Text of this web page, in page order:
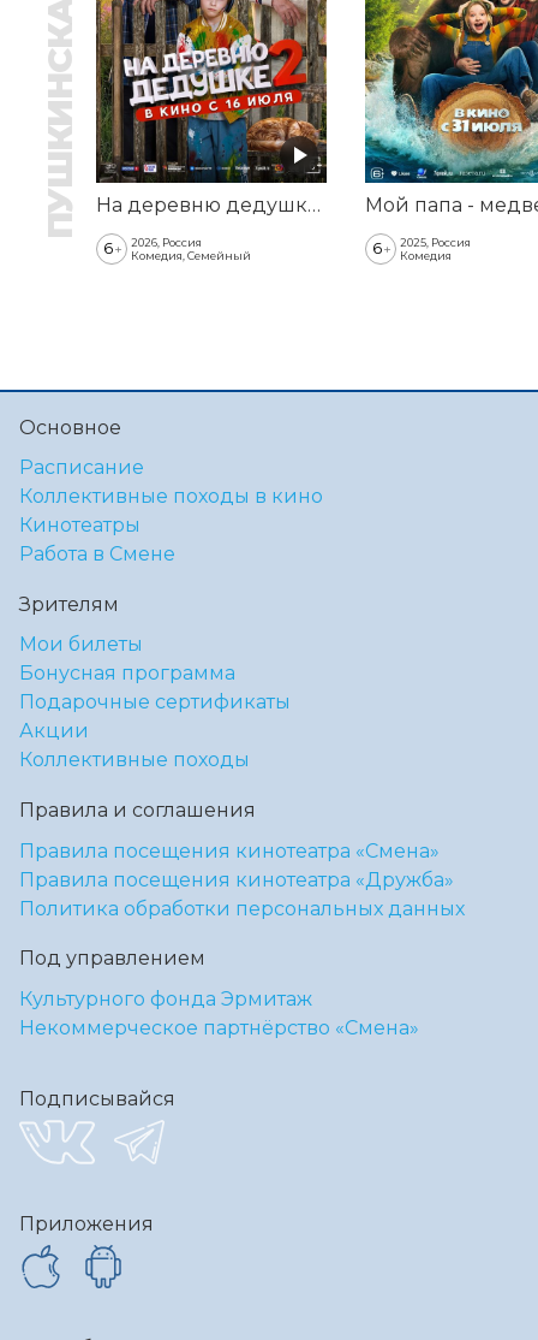
На деревню дедушке 2
6+
2026, Россия
Комедия, Семейный
Мой папа -
6+
2025, Россия
Комедия
Основное
Расписание
Коллективные походы в кино
Кинотеатры
Работа в Смене
Зрителям
Мои билеты
Бонусная программа
Подарочные сертификаты
Акции
Коллективные походы
Правила и соглашения
Правила посещения кинотеатра «Смена»
Правила посещения кинотеатра «Дружба»
Политика обработки персональных данных
Под управлением
Культурного фонда Эрмитаж
Некоммерческое партнёрство «Смена»
Подписывайся
Приложения